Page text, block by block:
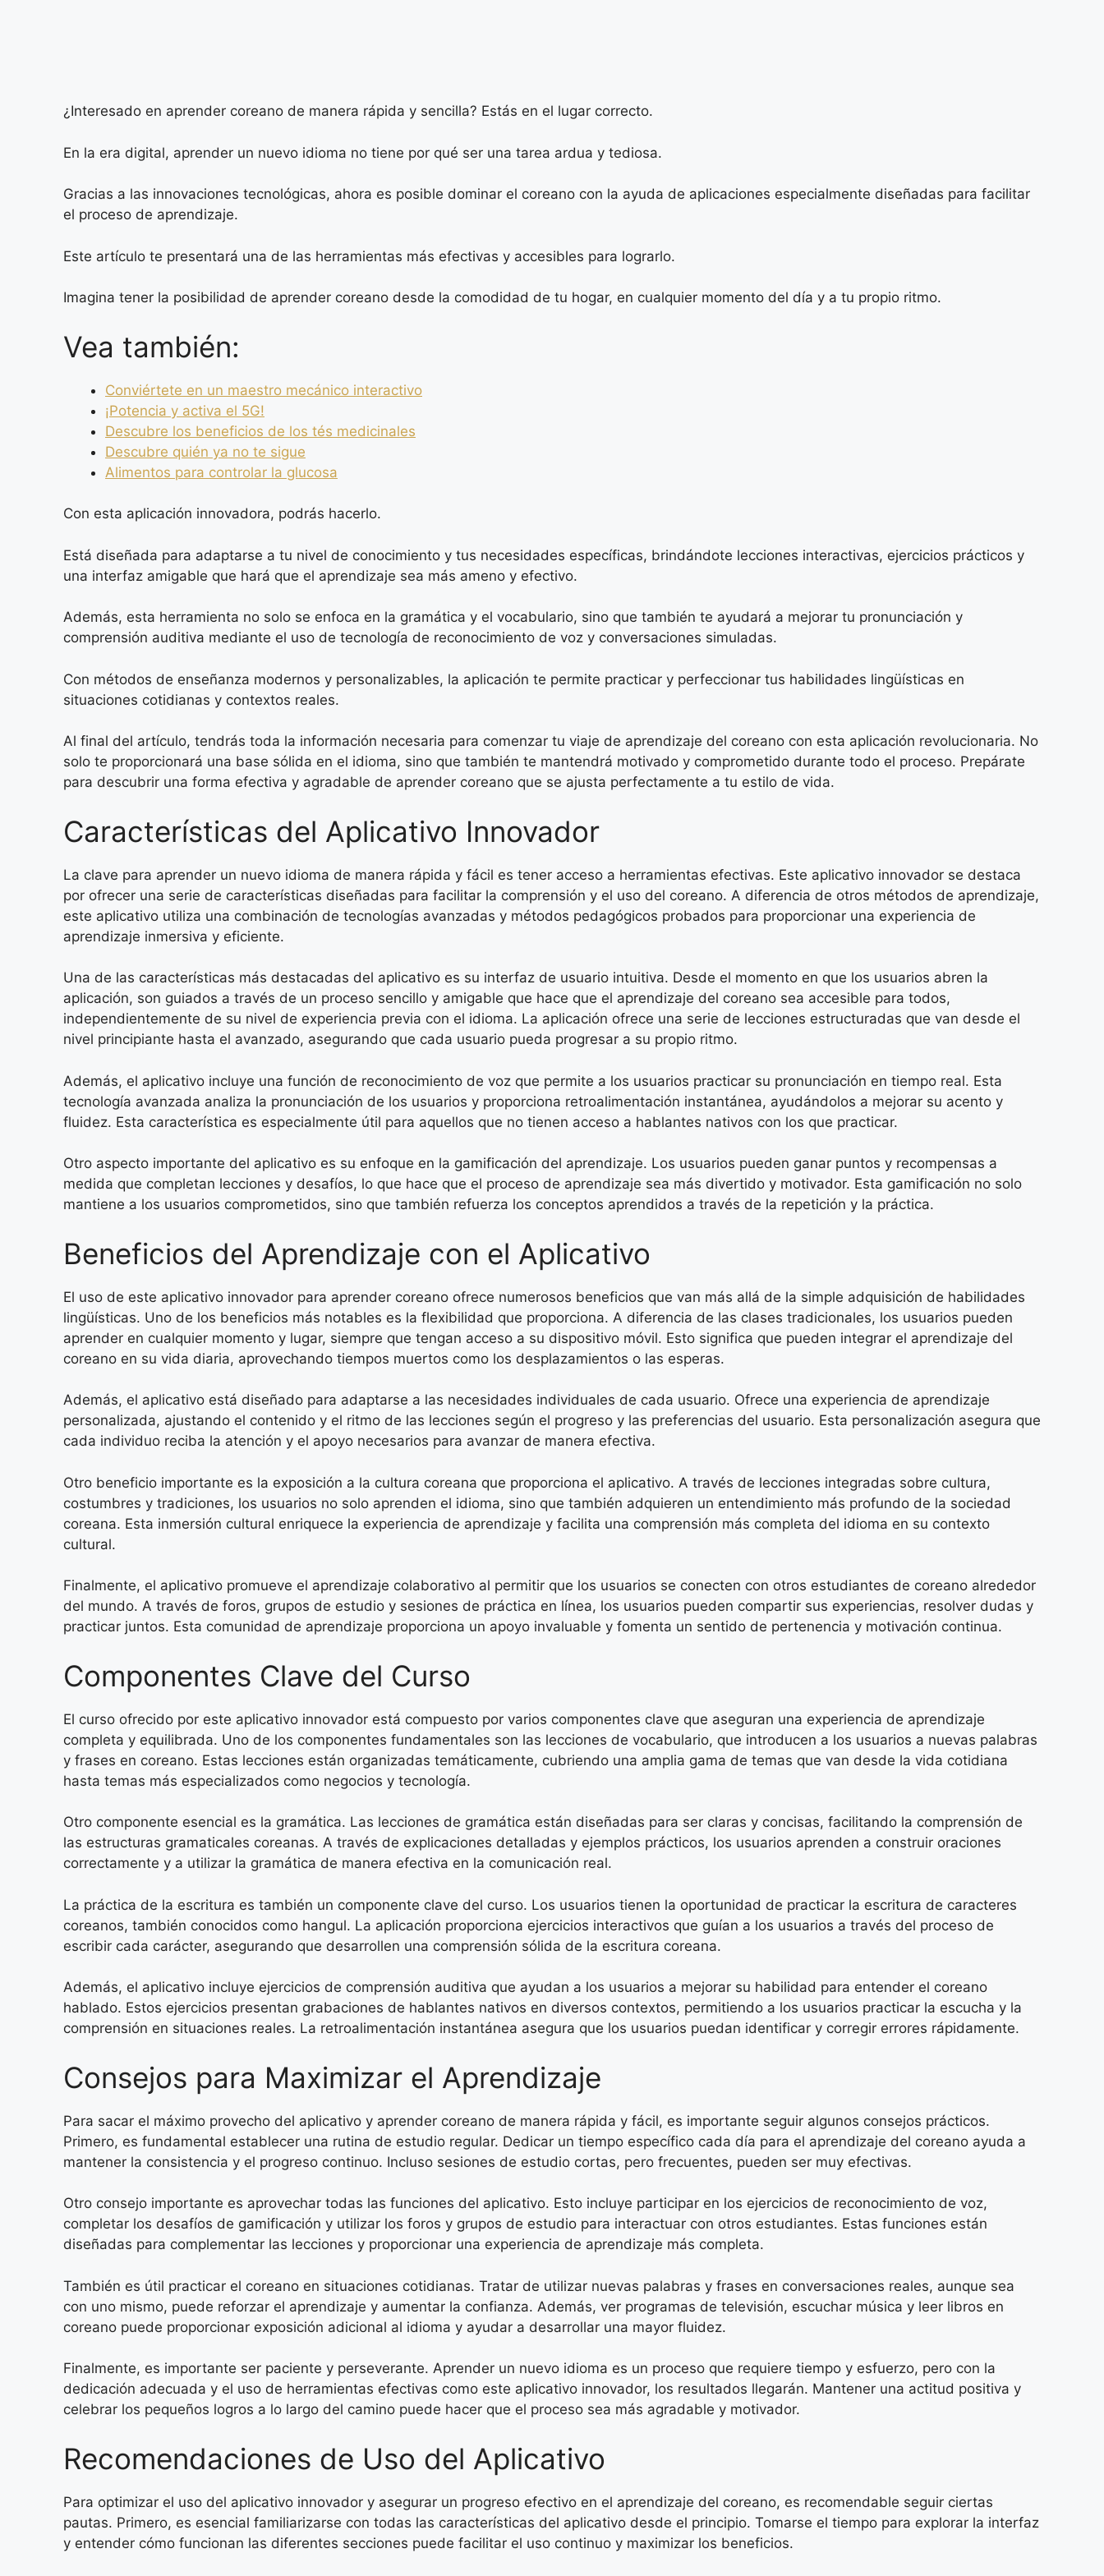
¿Interesado en aprender coreano de manera rápida y sencilla? Estás en el lugar correcto.
En la era digital, aprender un nuevo idioma no tiene por qué ser una tarea ardua y tediosa.
Gracias a las innovaciones tecnológicas, ahora es posible dominar el coreano con la ayuda de aplicaciones especialmente diseñadas para facilitar
el proceso de aprendizaje.
Este artículo te presentará una de las herramientas más efectivas y accesibles para lograrlo.
Imagina tener la posibilidad de aprender coreano desde la comodidad de tu hogar, en cualquier momento del día y a tu propio ritmo.
Vea también:
Conviértete en un maestro mecánico interactivo
¡Potencia y activa el 5G!
Descubre los beneficios de los tés medicinales
Descubre quién ya no te sigue
Alimentos para controlar la glucosa
Con esta aplicación innovadora, podrás hacerlo.
Está diseñada para adaptarse a tu nivel de conocimiento y tus necesidades específicas, brindándote lecciones interactivas, ejercicios prácticos y
una interfaz amigable que hará que el aprendizaje sea más ameno y efectivo.
Además, esta herramienta no solo se enfoca en la gramática y el vocabulario, sino que también te ayudará a mejorar tu pronunciación y
comprensión auditiva mediante el uso de tecnología de reconocimiento de voz y conversaciones simuladas.
Con métodos de enseñanza modernos y personalizables, la aplicación te permite practicar y perfeccionar tus habilidades lingüísticas en
situaciones cotidianas y contextos reales.
Al final del artículo, tendrás toda la información necesaria para comenzar tu viaje de aprendizaje del coreano con esta aplicación revolucionaria. No
solo te proporcionará una base sólida en el idioma, sino que también te mantendrá motivado y comprometido durante todo el proceso. Prepárate
para descubrir una forma efectiva y agradable de aprender coreano que se ajusta perfectamente a tu estilo de vida.
Características del Aplicativo Innovador
La clave para aprender un nuevo idioma de manera rápida y fácil es tener acceso a herramientas efectivas. Este aplicativo innovador se destaca
por ofrecer una serie de características diseñadas para facilitar la comprensión y el uso del coreano. A diferencia de otros métodos de aprendizaje,
este aplicativo utiliza una combinación de tecnologías avanzadas y métodos pedagógicos probados para proporcionar una experiencia de
aprendizaje inmersiva y eficiente.
Una de las características más destacadas del aplicativo es su interfaz de usuario intuitiva. Desde el momento en que los usuarios abren la
aplicación, son guiados a través de un proceso sencillo y amigable que hace que el aprendizaje del coreano sea accesible para todos,
independientemente de su nivel de experiencia previa con el idioma. La aplicación ofrece una serie de lecciones estructuradas que van desde el
nivel principiante hasta el avanzado, asegurando que cada usuario pueda progresar a su propio ritmo.
Además, el aplicativo incluye una función de reconocimiento de voz que permite a los usuarios practicar su pronunciación en tiempo real. Esta
tecnología avanzada analiza la pronunciación de los usuarios y proporciona retroalimentación instantánea, ayudándolos a mejorar su acento y
fluidez. Esta característica es especialmente útil para aquellos que no tienen acceso a hablantes nativos con los que practicar.
Otro aspecto importante del aplicativo es su enfoque en la gamificación del aprendizaje. Los usuarios pueden ganar puntos y recompensas a
medida que completan lecciones y desafíos, lo que hace que el proceso de aprendizaje sea más divertido y motivador. Esta gamificación no solo
mantiene a los usuarios comprometidos, sino que también refuerza los conceptos aprendidos a través de la repetición y la práctica.
Beneficios del Aprendizaje con el Aplicativo
El uso de este aplicativo innovador para aprender coreano ofrece numerosos beneficios que van más allá de la simple adquisición de habilidades
lingüísticas. Uno de los beneficios más notables es la flexibilidad que proporciona. A diferencia de las clases tradicionales, los usuarios pueden
aprender en cualquier momento y lugar, siempre que tengan acceso a su dispositivo móvil. Esto significa que pueden integrar el aprendizaje del
coreano en su vida diaria, aprovechando tiempos muertos como los desplazamientos o las esperas.
Además, el aplicativo está diseñado para adaptarse a las necesidades individuales de cada usuario. Ofrece una experiencia de aprendizaje
personalizada, ajustando el contenido y el ritmo de las lecciones según el progreso y las preferencias del usuario. Esta personalización asegura que
cada individuo reciba la atención y el apoyo necesarios para avanzar de manera efectiva.
Otro beneficio importante es la exposición a la cultura coreana que proporciona el aplicativo. A través de lecciones integradas sobre cultura,
costumbres y tradiciones, los usuarios no solo aprenden el idioma, sino que también adquieren un entendimiento más profundo de la sociedad
coreana. Esta inmersión cultural enriquece la experiencia de aprendizaje y facilita una comprensión más completa del idioma en su contexto
cultural.
Finalmente, el aplicativo promueve el aprendizaje colaborativo al permitir que los usuarios se conecten con otros estudiantes de coreano alrededor
del mundo. A través de foros, grupos de estudio y sesiones de práctica en línea, los usuarios pueden compartir sus experiencias, resolver dudas y
practicar juntos. Esta comunidad de aprendizaje proporciona un apoyo invaluable y fomenta un sentido de pertenencia y motivación continua.
Componentes Clave del Curso
El curso ofrecido por este aplicativo innovador está compuesto por varios componentes clave que aseguran una experiencia de aprendizaje
completa y equilibrada. Uno de los componentes fundamentales son las lecciones de vocabulario, que introducen a los usuarios a nuevas palabras
y frases en coreano. Estas lecciones están organizadas temáticamente, cubriendo una amplia gama de temas que van desde la vida cotidiana
hasta temas más especializados como negocios y tecnología.
Otro componente esencial es la gramática. Las lecciones de gramática están diseñadas para ser claras y concisas, facilitando la comprensión de
las estructuras gramaticales coreanas. A través de explicaciones detalladas y ejemplos prácticos, los usuarios aprenden a construir oraciones
correctamente y a utilizar la gramática de manera efectiva en la comunicación real.
La práctica de la escritura es también un componente clave del curso. Los usuarios tienen la oportunidad de practicar la escritura de caracteres
coreanos, también conocidos como hangul. La aplicación proporciona ejercicios interactivos que guían a los usuarios a través del proceso de
escribir cada carácter, asegurando que desarrollen una comprensión sólida de la escritura coreana.
Además, el aplicativo incluye ejercicios de comprensión auditiva que ayudan a los usuarios a mejorar su habilidad para entender el coreano
hablado. Estos ejercicios presentan grabaciones de hablantes nativos en diversos contextos, permitiendo a los usuarios practicar la escucha y la
comprensión en situaciones reales. La retroalimentación instantánea asegura que los usuarios puedan identificar y corregir errores rápidamente.
Consejos para Maximizar el Aprendizaje
Para sacar el máximo provecho del aplicativo y aprender coreano de manera rápida y fácil, es importante seguir algunos consejos prácticos.
Primero, es fundamental establecer una rutina de estudio regular. Dedicar un tiempo específico cada día para el aprendizaje del coreano ayuda a
mantener la consistencia y el progreso continuo. Incluso sesiones de estudio cortas, pero frecuentes, pueden ser muy efectivas.
Otro consejo importante es aprovechar todas las funciones del aplicativo. Esto incluye participar en los ejercicios de reconocimiento de voz,
completar los desafíos de gamificación y utilizar los foros y grupos de estudio para interactuar con otros estudiantes. Estas funciones están
diseñadas para complementar las lecciones y proporcionar una experiencia de aprendizaje más completa.
También es útil practicar el coreano en situaciones cotidianas. Tratar de utilizar nuevas palabras y frases en conversaciones reales, aunque sea
con uno mismo, puede reforzar el aprendizaje y aumentar la confianza. Además, ver programas de televisión, escuchar música y leer libros en
coreano puede proporcionar exposición adicional al idioma y ayudar a desarrollar una mayor fluidez.
Finalmente, es importante ser paciente y perseverante. Aprender un nuevo idioma es un proceso que requiere tiempo y esfuerzo, pero con la
dedicación adecuada y el uso de herramientas efectivas como este aplicativo innovador, los resultados llegarán. Mantener una actitud positiva y
celebrar los pequeños logros a lo largo del camino puede hacer que el proceso sea más agradable y motivador.
Recomendaciones de Uso del Aplicativo
Para optimizar el uso del aplicativo innovador y asegurar un progreso efectivo en el aprendizaje del coreano, es recomendable seguir ciertas
pautas. Primero, es esencial familiarizarse con todas las características del aplicativo desde el principio. Tomarse el tiempo para explorar la interfaz
y entender cómo funcionan las diferentes secciones puede facilitar el uso continuo y maximizar los beneficios.